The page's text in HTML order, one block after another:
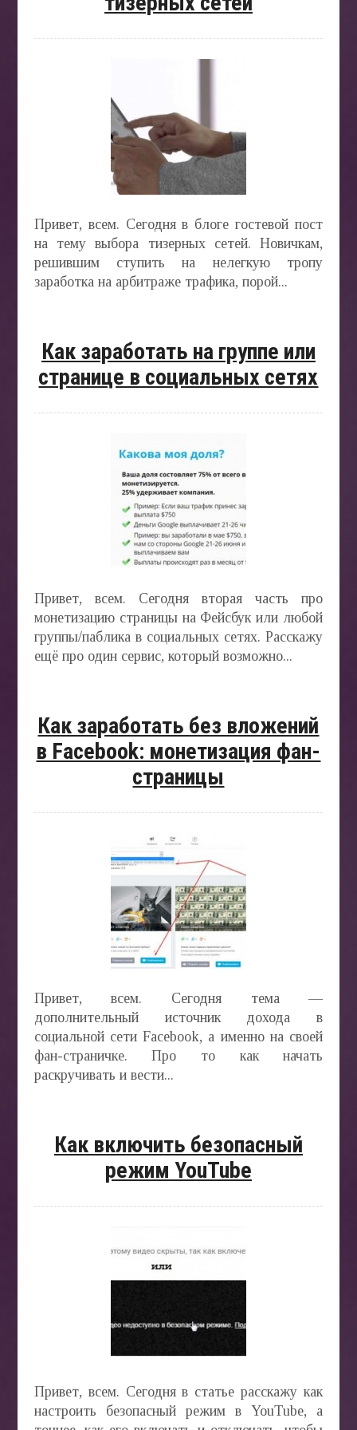
Привет, всем. Сегодня в блоге гостевой пост
на тему выбора тизерных сетей. Новичкам,
решившим ступить на нелегкую тропу
заработка на арбитраже трафика, порой...
Как заработать на группе или
странице в социальных сетях
Привет, всем. Сегодня вторая часть про
монетизацию страницы на Фейсбук или любой
группы/паблика в социальных сетях. Расскажу
ещё про один сервис, который возможно...
Как заработать без вложений
в Facebook: монетизация фан-
страницы
Привет, всем. Сегодня тема —
дополнительный источник дохода в
социальной сети Facebook, а именно на своей
фан-страничке. Про то как начать
раскручивать и вести...
Как включить безопасный
режим YouTube
Привет, всем. Сегодня в статье расскажу как
настроить безопасный режим в YouTube, а